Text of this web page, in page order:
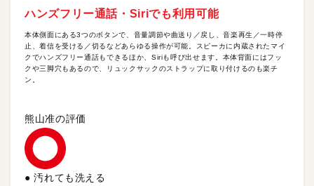
ハンズフリー通話・Siriでも利用可能
本体側面にある3つのボタンで、音量調節や曲送り／戻し、音楽再生／一時停
止、着信を受ける／切るなどあらゆる操作が可能。スピーカに内蔵されたマイ
クでハンズフリー通話もできるほか、Siriも呼び出せます。本体背面にはフッ
クや三脚穴もあるので、リュックサックのストラップに取り付けるのも楽チ
ン。
熊山准の評価
● 汚れても洗える